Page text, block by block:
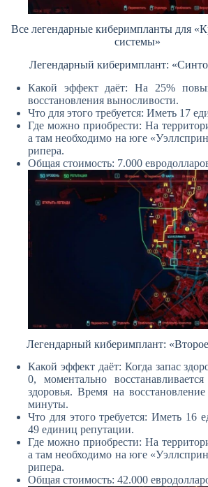
Все легендарные киберимпланты для
системы»
Легендарный киберимплант:
Какой эффект даёт: На 25%
восстановления выносливости.
Что для этого требуется: Иметь 17
Где можно приобрести: На
а там необходимо на юге
рипера.
Общая стоимость: 7.000
Легендарный киберимплант:
Какой эффект даёт: Когда запас
0, моментально
здоровья. Время на
минуты.
Что для этого требуется: Иметь 16
49 единиц репутации.
Где можно приобрести: На
а там необходимо на юге
рипера.
Общая стоимость: 42.000